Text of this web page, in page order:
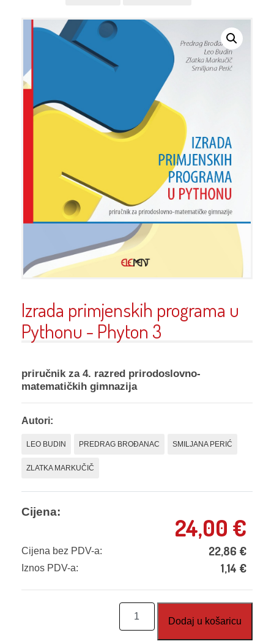
Izrada primjenskih programa u
Pythonu - Phyton 3
priručnik za 4. razred prirodoslovno-
matematičkih gimnazija
Autori:
LEO BUDIN PREDRAG BROĐANAC SMILJANA PERIĆ
ZLATKA MARKUČIČ
Cijena:
24,00 €
Cijena bez PDV-a: 22,86 €
Iznos PDV-a: 1,14 €
programa
Dodaj u košaricu